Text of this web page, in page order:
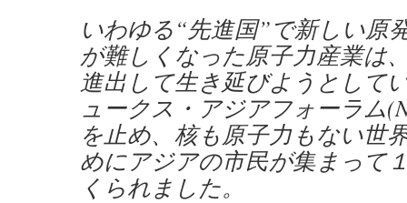
いわゆる“先進国”で新しい原
が難しくなった原子力産業は
進出して生き延びようとして
ュークス・アジアフォーラム
を止め、核も原子力もない世
めにアジアの市民が集まって
くられました。